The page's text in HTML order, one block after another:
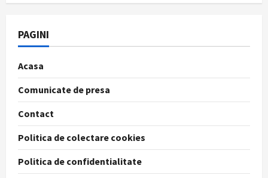
PAGINI
Acasa
Comunicate de presa
Contact
Politica de colectare cookies
Politica de confidentialitate